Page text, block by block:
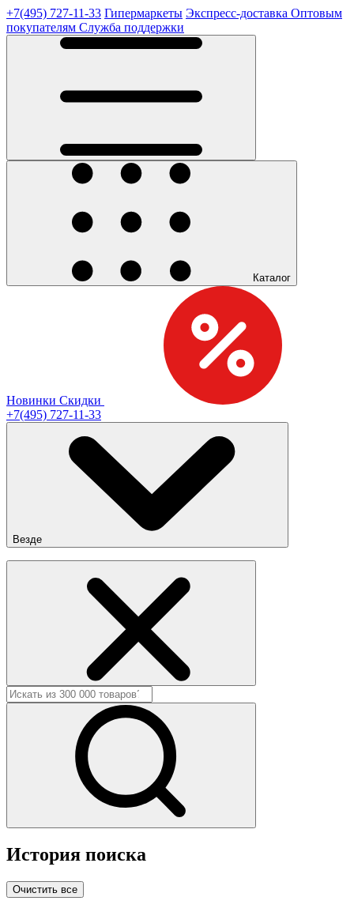
+7(495) 727-11-33 Гипермаркеты Экспресс-доставка Оптовым
покупателям Служба поддержки
Каталог
Новинки Скидки
+7(495) 727-11-33
Везде
История поиска
Очистить все